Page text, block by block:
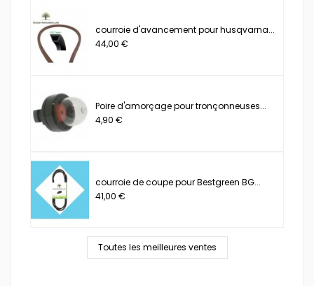
courroie d'avancement pour husqvarna...
44,00 €
Poire d'amorçage pour tronçonneuses...
4,90 €
courroie de coupe pour Bestgreen BG...
41,00 €
Toutes les meilleures ventes